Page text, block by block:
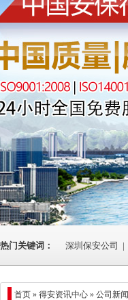
热门关键词： 深圳保安公司 |
首页 » 得安资讯中心 » 公司新闻